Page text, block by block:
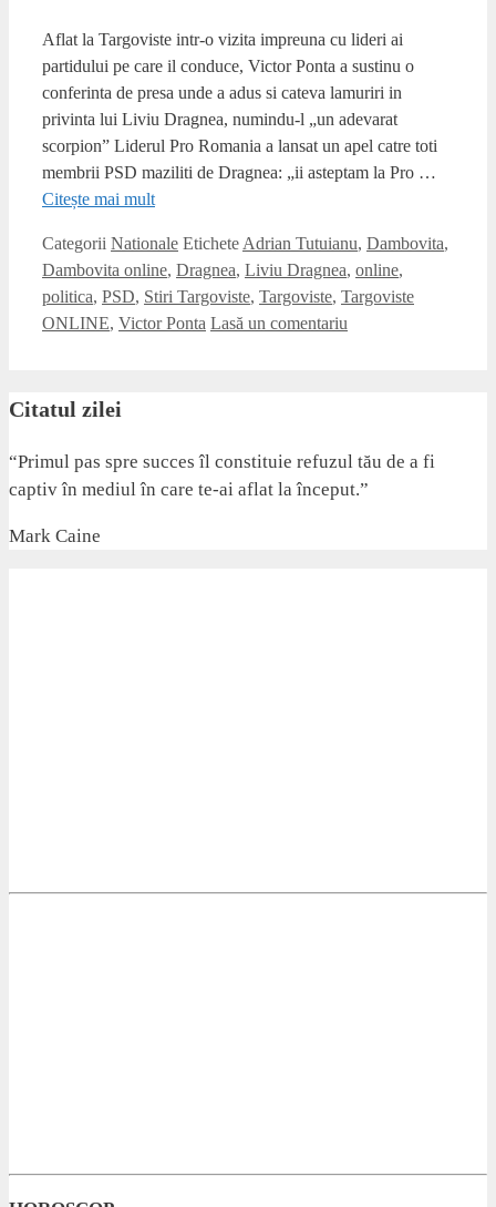
Aflat la Targoviste intr-o vizita impreuna cu lideri ai
partidului pe care il conduce, Victor Ponta a sustinu o
conferinta de presa unde a adus si cateva lamuriri in
privinta lui Liviu Dragnea, numindu-l „un adevarat
scorpion” Liderul Pro Romania a lansat un apel catre toti
membrii PSD maziliti de Dragnea: „ii asteptam la Pro …
Citește mai mult
Categorii Nationale Etichete Adrian Tutuianu, Dambovita,
Dambovita online, Dragnea, Liviu Dragnea, online,
politica, PSD, Stiri Targoviste, Targoviste, Targoviste
ONLINE, Victor Ponta Lasă un comentariu
Citatul zilei
“Primul pas spre succes îl constituie refuzul tău de a fi
captiv în mediul în care te-ai aflat la început.”
Mark Caine